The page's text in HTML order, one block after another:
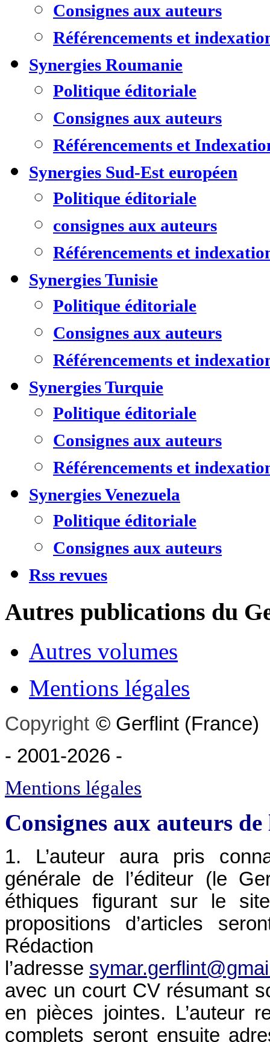
Consignes aux auteurs
Référencements et
Synergies Roumanie
Politique éditoriale
Consignes aux auteurs
Référencements et
Synergies Sud-Est européen
Politique éditoriale
consignes aux auteurs
Référencements et
Synergies Tunisie
Politique éditoriale
Consignes aux auteurs
Référencements et
Synergies Turquie
Politique éditoriale
Consignes aux auteurs
Référencements et
Synergies Venezuela
Politique éditoriale
Consignes aux auteurs
Rss revues
Autres publications du
Autres volumes
Mentions légales
Copyright © Gerflint (France)
- 2001-2026 -
Mentions légales
Consignes aux auteurs
1. L’auteur aura pris
générale de l’éditeur (le
éthiques figurant sur le
propositions d’articles
l’adresse
avec un court CV résumant
en pièces jointes. L’auteur
complets seront ensuite